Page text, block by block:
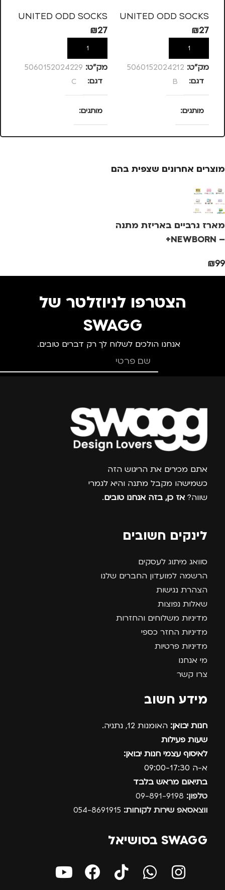
UNITED ODD SOCKS
₪27
הוספה לסל
מק”ט: 5060152024212
דגם B
מותגים
UNITED ODD SOCKS
UNITED ODD SOCKS
₪27
הוספה לסל
מק”ט: 5060152024229
דגם C
מותגים
UNITED ODD SOCKS
מוצרים אחרונים שצפית בהם
מארז גרביים באריזת מתנה
– NEWBORN+
₪99
הצטרפו לניוזלטר של
SWAGG
אנחנו הולכים לשלוח לך רק דברים טובים.
צרפו אותי למועדון
אתם מכירים את הריגוש הזה
כשמישהו מקבל מתנה והיא לגמרי
שווה? אז כן, בזה אנחנו טובים.
לינקים חשובים
סוואג מיתוג לעסקים
הרשמה למועדון החברים שלנו
הצהרת נגישות
שאלות נפוצות
מדיניות משלוחים והחזרות
מדיניות החזר כספי
מדיניות פרטיות
מי אנחנו
צרו קשר
מידע חשוב
חנות יבואן: האומנות 12, נתניה.
שעות פעילות
לאיסוף עצמי חנות יבואן:
א-ה 09:00-17:30
בתיאום מראש בלבד
טלפון:
ווצאסאפ שירות לקוחות:
SWAGG בסושיאל